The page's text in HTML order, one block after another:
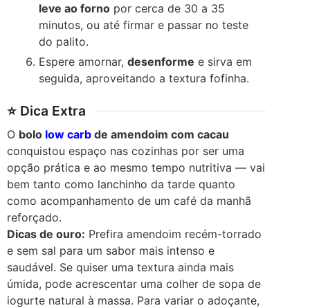
leve ao forno por cerca de 30 a 35
minutos, ou até firmar e passar no teste
do palito.
Espere amornar,desenforme e sirva em
seguida, aproveitando a textura fofinha.
⭐ Dica Extra
O bolo low carb de amendoim com cacau
conquistou espaço nas cozinhas por ser uma
opção prática e ao mesmo tempo nutritiva — vai
bem tanto como lanchinho da tarde quanto
como acompanhamento de um café da manhã
reforçado.
Dicas de ouro: Prefira amendoim recém-torrado
e sem sal para um sabor mais intenso e
saudável. Se quiser uma textura ainda mais
úmida, pode acrescentar uma colher de sopa de
iogurte natural à massa. Para variar o adoçante,